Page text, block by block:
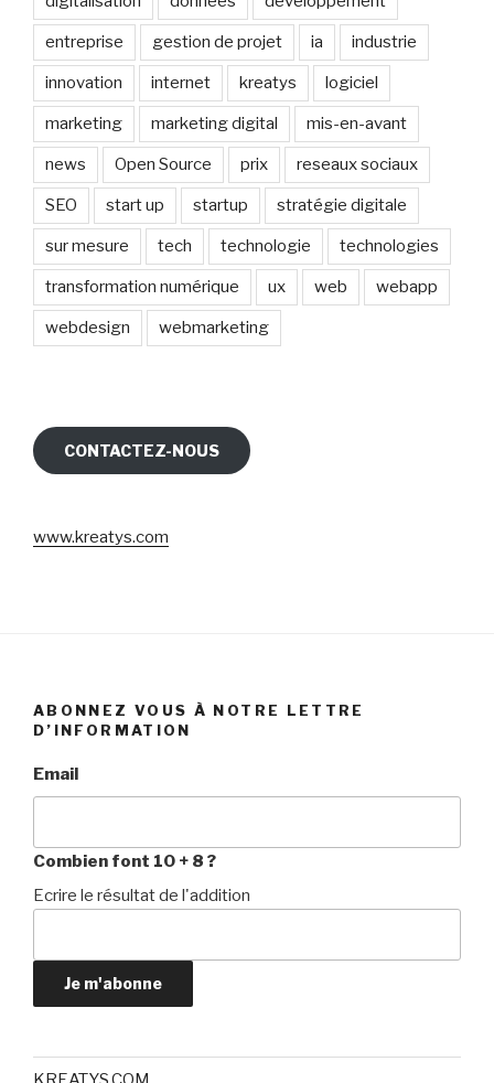
entreprise gestion de projet ia industrie
innovation internet kreatys logiciel
marketing marketing digital mis-en-avant
news Open Source prix reseaux sociaux
SEO start up startup stratégie digitale
sur mesure tech technologie technologies
transformation numérique ux web webapp
webdesign webmarketing
CONTACTEZ-NOUS
www.kreatys.com
ABONNEZ VOUS À NOTRE LETTRE
D’INFORMATION
Email
Combien font 10 + 8 ?
Ecrire le résultat de l'addition
Je m'abonne